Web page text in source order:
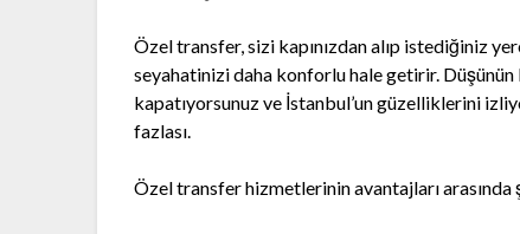
Özel transfer, sizi kapınızdan alıp istediğiniz
seyahatinizi daha konforlu hale getirir.
kapatıyorsunuz ve İstanbul’un güzelliklerini
fazlası.
Özel transfer hizmetlerinin avantajları arasında